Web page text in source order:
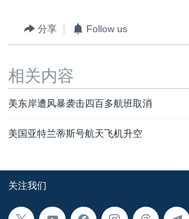
台海两岸关系
关注西藏
GEN Z 看美国
其他语言网站
分享 Follow us
相关内容
美东岸遭风暴袭击四百多航班取消
美国亚特兰蒂斯号航天飞机升空
关注我们